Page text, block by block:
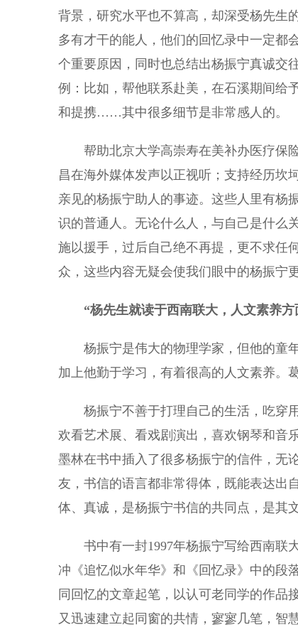
背景，研究水平也不算高，却深受杨先生
多有才干的能人，他们的回忆录中一定都
个重要原因，同时也总结出杨振宁真诚交
例：比如，帮他联系赴美，在石溪期间给
和提携……其中很多细节是非常感人的。
帮助北京大学高崇寿在美补办医疗保险
昌在海外媒体发声以正视听；支持经历
亲见的杨振宁助人的事迹。这些人里有杨
识的普通人。无论什么人，与自己是什么
施以援手，过后自己绝不再提，更不求任
众，这些内容无疑会使我们眼中的杨振宁
“杨先生就读于西南联大，人文素养方
杨振宁是伟大的物理学家，但他的童年
加上他勤于学习，有着很高的人文素养。
杨振宁不善于打理自己的生活，吃穿用
欢看艺术展、看戏剧演出，喜欢钢琴和音
墨林在书中插入了很多杨振宁的信件，无
友，书信的语言都非常得体，既能表达出
体、真诚，是杨振宁书信的共同点，是其
书中有一封1997年杨振宁写给西南联
冲《追忆似水年华》和《回忆录》中的段
同回忆的文章起笔，以认可老同学的作品
又迅速建立起同窗的共情，寥寥几笔，智